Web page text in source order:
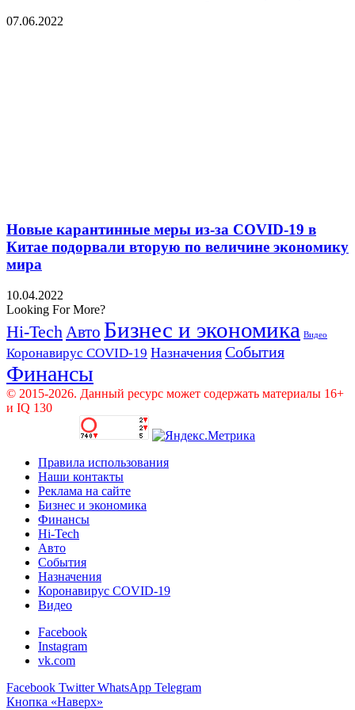
07.06.2022
Новые карантинные меры из-за COVID-19 в
Китае подорвали вторую по величине экономику
мира
10.04.2022
Looking For More?
Hi-Tech Авто Бизнес и экономика Видео
Коронавирус COVID-19 Назначения События
Финансы
© 2015-2026. Данный ресурс может содержать материалы 16+
и IQ 130
Правила использования
Наши контакты
Реклама на сайте
Бизнес и экономика
Финансы
Hi-Tech
Авто
События
Назначения
Коронавирус COVID-19
Видео
Facebook
Instagram
vk.com
Facebook Twitter WhatsApp Telegram
Кнопка «Наверх»